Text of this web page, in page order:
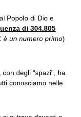
Popolo di Dio e
di 304.805
è un numero primo)
degli “spazi”, ha
conosciamo nelle